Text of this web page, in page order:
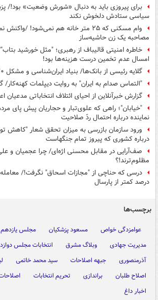
برای پیروزی باید به دنبال «شورش وضعیت» بود!/
سیاسی ستادش دلخوش نکند
وام مسکنی که ۲۵ متر خانه هم نمی‌شود! /
مصاحبه یک زن حاشیه‌ساز
خاطره امنیتی قالیباف از رهبری؛ "مثل خورشید
امسال عدم تخمین درست هزینه‌ها بود!
گلایه رئیسی از بانک‌ها/ بنیاد ایران‌شناسی و مشکل ۱۲۰ میلیون تومانی!
"التماس صدام به ایران" به روایت دیپلمات کهنه‌کار/
گزارش خبرآنلاین از احیای ائتلاف انتخاباتی مدعیان
"خیابان"؛ راهی که علوی‌تبار و حجاریان پیش پای
نماینده درباره احتمال ردّ صلاحیت
ورود سازمان بازرسی به میزان تحقق شعار "کاهش
درباره کشوری که پیروز تمام جنگهاست
صف‌آرایی در مقابل محسنی‌ اژه‌ای/ چرا عجمیان و
مظلوم‌ترند!؟
درصد کمتر از پارسال
برچسب‌ها
عوامزدگی خواص مسعود پزشکیان مجلس یازدهم
مدیریت جهادی
وبلاگ مشرق انتخابات مجلس
آذرمنصوری
جبهه اصلاحات سید محمد خاتمی
اصلاح طلبان
براندازی تحریم انتخابات
اخبار داغ